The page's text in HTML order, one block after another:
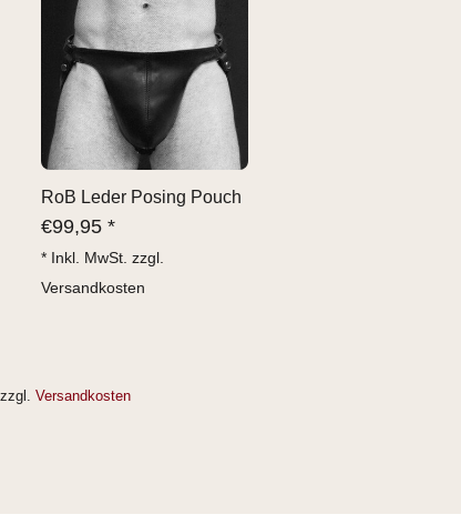
RoB Leder Posing Pouch
€99,95 *
* Inkl. MwSt. zzgl.
Versandkosten
zzgl. Versandkosten